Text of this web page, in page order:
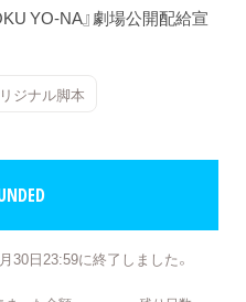
YO-NA』劇場公開配給宣
ジナル脚本
30日23:59に終了しました。